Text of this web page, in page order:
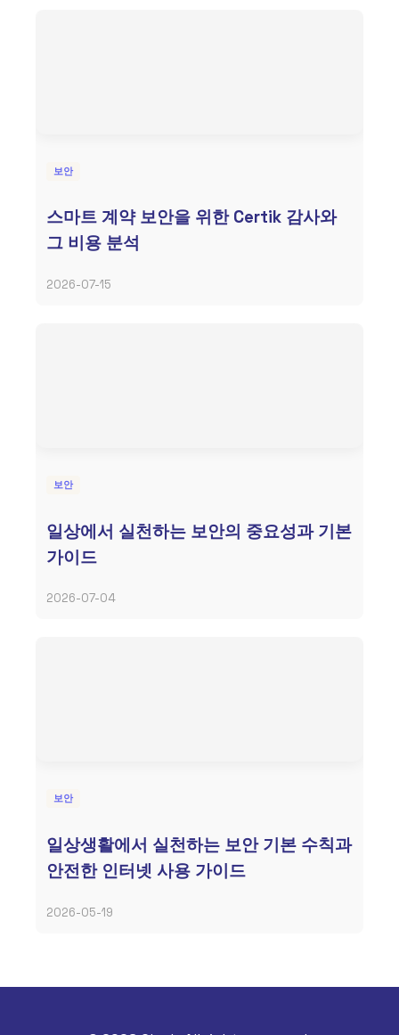
보안
스마트 계약 보안을 위한 Certik 감사와
그 비용 분석
2026-07-15
보안
일상에서 실천하는 보안의 중요성과 기본
가이드
2026-07-04
보안
일상생활에서 실천하는 보안 기본 수칙과
안전한 인터넷 사용 가이드
2026-05-19